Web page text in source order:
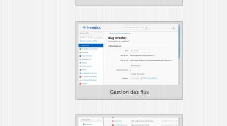
Gestion des flux